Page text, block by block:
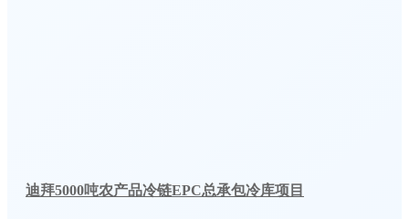
迪拜5000吨农产品冷链EPC总承包冷库项目